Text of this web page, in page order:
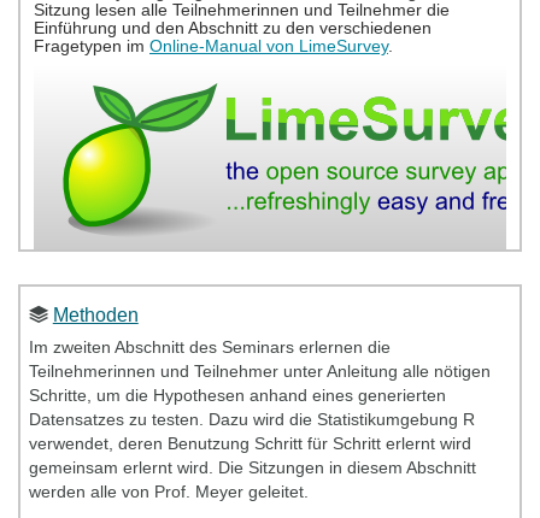
Methoden
Im zweiten Abschnitt des Seminars erlernen die
Teilnehmerinnen und Teilnehmer unter Anleitung alle nötigen
Schritte, um die Hypothesen anhand eines generierten
Datensatzes zu testen. Dazu wird die Statistikumgebung R
verwendet, deren Benutzung Schritt für Schritt erlernt wird
gemeinsam erlernt wird. Die Sitzungen in diesem Abschnitt
werden alle von Prof. Meyer geleitet.